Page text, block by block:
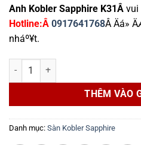
Anh Kobler Sapphire K31Â vui
Hotline:Â 0917641768Â Äá»
nháº¥t.
Sàn Thạch Anh Kobler Sapphire
THÊM VÀO
Danh mục: Sàn Kobler Sapphire